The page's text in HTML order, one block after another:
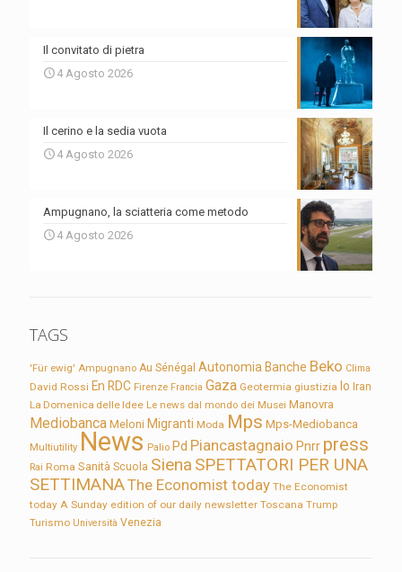
Il convitato di pietra
4 Agosto 2026
Il cerino e la sedia vuota
4 Agosto 2026
Ampugnano, la sciatteria come metodo
4 Agosto 2026
TAGS
'Für ewig' Ampugnano Au Sénégal Autonomia Banche Beko Clima
David Rossi En RDC Firenze Francia Gaza Geotermia giustizia Io Iran
La Domenica delle Idee Le news dal mondo dei Musei Manovra
Mediobanca Meloni Migranti Moda Mps Mps-Mediobanca
Multiutility News Palio Pd Piancastagnaio Pnrr press
Rai Roma Sanità Scuola Siena SPETTATORI PER UNA
SETTIMANAThe Economist today The Economist
today A Sunday edition of our daily newsletter Toscana Trump
Turismo Università Venezia